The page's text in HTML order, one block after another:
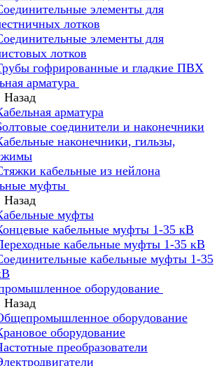
элементы для
лотков
элементы для
лотков
гофрированные и гладкие ПВХ
арматура
Назад
арматура
соединители и наконечники
наконечники, гильзы,
кабельные из нейлона
муфты
Назад
муфты
кабельные муфты 1-35 кВ
кабельные муфты 1-35 кВ
кабельные муфты 1-35
оборудование
Назад
оборудование
оборудование
преобразователи